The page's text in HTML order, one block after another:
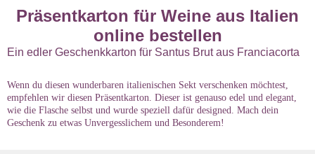
Präsentkarton für Weine aus Italien
online bestellen
Ein edler Geschenkkarton für Santus Brut aus Franciacorta
Wenn du diesen wunderbaren italienischen Sekt verschenken möchtest,
empfehlen wir diesen Präsentkarton. Dieser ist genauso edel und elegant,
wie die Flasche selbst und wurde speziell dafür designed. Mach dein
Geschenk zu etwas Unvergesslichem und Besonderem!